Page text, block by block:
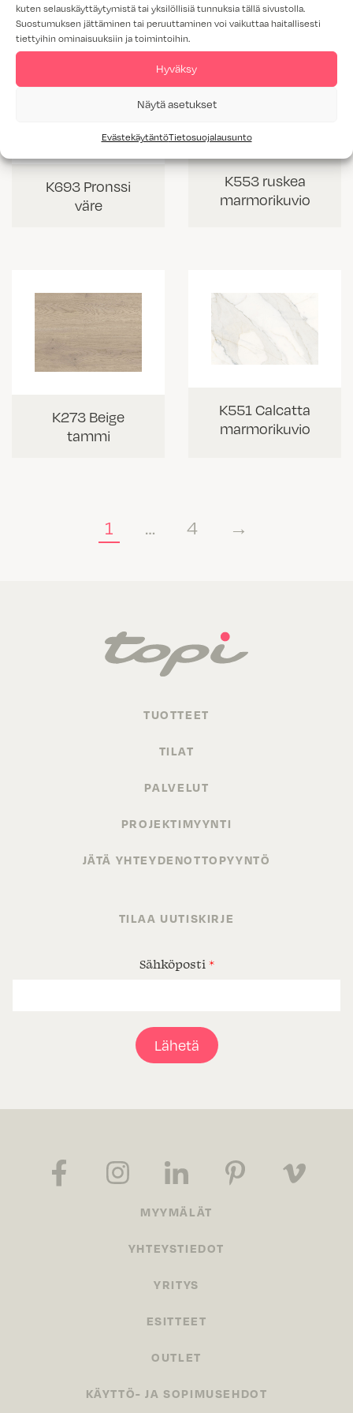
kuten selauskäyttäytymistä tai yksilöllisiä tunnuksia tällä sivustolla.
Suostumuksen jättäminen tai peruuttaminen voi vaikuttaa haitallisesti
tiettyihin ominaisuuksiin ja toimintoihin.
Hyväksy
Näytä asetukset
EvästekäytäntöTietosuojalausunto
K693 Pronssi
väre
K553 ruskea
marmorikuvio
K273 Beige
tammi
K551 Calcatta
marmorikuvio
1 … 4 →
TUOTTEET
TILAT
PALVELUT
PROJEKTIMYYNTI
JÄTÄ YHTEYDENOTTOPYYNTÖ
TILAA UUTISKIRJE
Sähköposti *
Lähetä
MYYMÄLÄT
YHTEYSTIEDOT
YRITYS
ESITTEET
OUTLET
KÄYTTÖ- JA SOPIMUSEHDOT